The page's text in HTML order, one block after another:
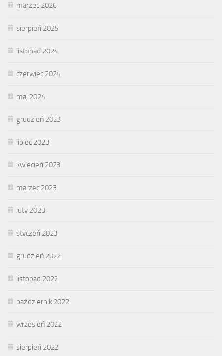
marzec 2026
sierpień 2025
listopad 2024
czerwiec 2024
maj 2024
grudzień 2023
lipiec 2023
kwiecień 2023
marzec 2023
luty 2023
styczeń 2023
grudzień 2022
listopad 2022
październik 2022
wrzesień 2022
sierpień 2022